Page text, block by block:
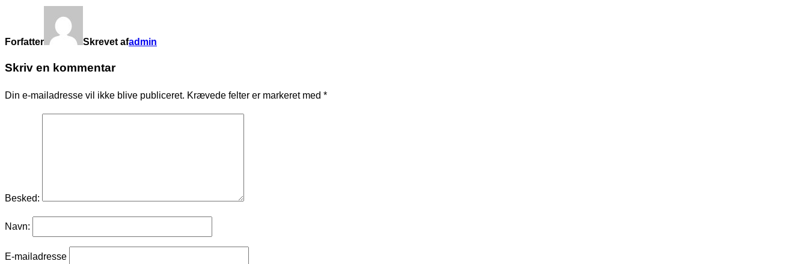
Forfatter Skrevet afadmin
Skriv en kommentar
Din e-mailadresse vil ikke blive publiceret. Krævede felter er markeret med *
Besked:
Navn:
E-mailadresse